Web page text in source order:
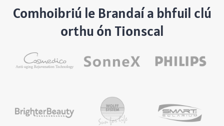
Comhoibriú le Brandaí a bhfuil clú
orthu ón Tionscal